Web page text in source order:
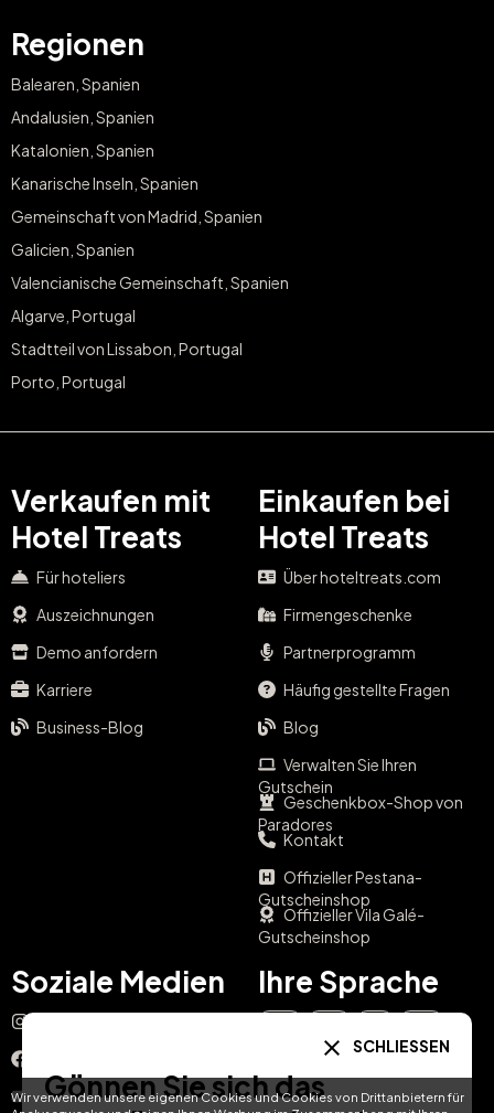
Wir verwenden unsere eigenen Cookies und Cookies von Drittanbietern für
Regionen
Balearen, Spanien
Andalusien, Spanien
Katalonien, Spanien
Kanarische Inseln, Spanien
Gemeinschaft von Madrid, Spanien
Galicien, Spanien
Valencianische Gemeinschaft, Spanien
Algarve, Portugal
Stadtteil von Lissabon, Portugal
Porto, Portugal
Verkaufen mit
Hotel Treats
Für hoteliers
Auszeichnungen
Demo anfordern
Karriere
Business-Blog
Einkaufen bei
Hotel Treats
Über hoteltreats.com
Firmengeschenke
Partnerprogramm
Häufig gestellte Fragen
Blog
Verwalten Sie Ihren
Gutschein
Geschenkbox-Shop von
Paradores
Kontakt
Offizieller Pestana-
Gutscheinshop
Offizieller Vila Galé-
Gutscheinshop
Soziale Medien
YouTube
Ihre Sprache
DE FR
SCHLIESSEN
Gönnen Sie sich das